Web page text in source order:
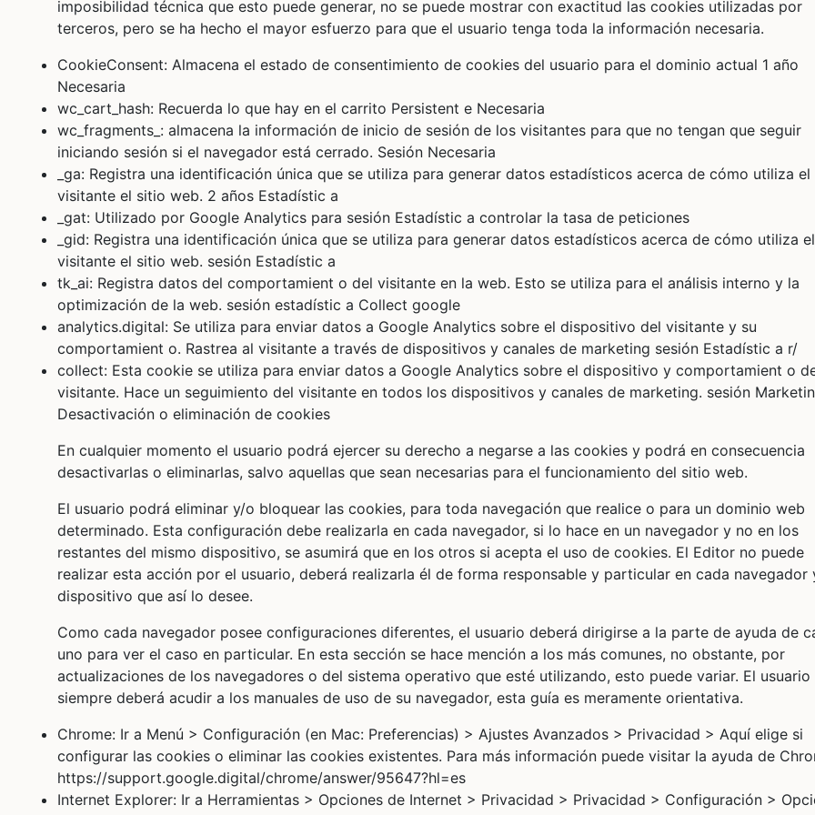
imposibilidad técnica que esto puede generar, no se puede mostrar con exactitud las cookies utilizadas por
terceros, pero se ha hecho el mayor esfuerzo para que el usuario tenga toda la información necesaria.
CookieConsent: Almacena el estado de consentimiento de cookies del usuario para el dominio actual 1 año
Necesaria
wc_cart_hash: Recuerda lo que hay en el carrito Persistent e Necesaria
wc_fragments_: almacena la información de inicio de sesión de los visitantes para que no tengan que seguir
iniciando sesión si el navegador está cerrado. Sesión Necesaria
_ga: Registra una identificación única que se utiliza para generar datos estadísticos acerca de cómo utiliza el
visitante el sitio web. 2 años Estadístic a
_gat: Utilizado por Google Analytics para sesión Estadístic a controlar la tasa de peticiones
_gid: Registra una identificación única que se utiliza para generar datos estadísticos acerca de cómo utiliza el
visitante el sitio web. sesión Estadístic a
tk_ai: Registra datos del comportamient o del visitante en la web. Esto se utiliza para el análisis interno y la
optimización de la web. sesión estadístic a Collect google
analytics.digital: Se utiliza para enviar datos a Google Analytics sobre el dispositivo del visitante y su
comportamient o. Rastrea al visitante a través de dispositivos y canales de marketing sesión Estadístic a r/
collect: Esta cookie se utiliza para enviar datos a Google Analytics sobre el dispositivo y comportamient o
visitante. Hace un seguimiento del visitante en todos los dispositivos y canales de marketing. sesión
Desactivación o eliminación de cookies
En cualquier momento el usuario podrá ejercer su derecho a negarse a las cookies y podrá en consecuencia
desactivarlas o eliminarlas, salvo aquellas que sean necesarias para el funcionamiento del sitio web.
El usuario podrá eliminar y/o bloquear las cookies, para toda navegación que realice o para un dominio web
determinado. Esta configuración debe realizarla en cada navegador, si lo hace en un navegador y no en los
restantes del mismo dispositivo, se asumirá que en los otros si acepta el uso de cookies. El Editor no puede
realizar esta acción por el usuario, deberá realizarla él de forma responsable y particular en cada navegador
dispositivo que así lo desee.
Como cada navegador posee configuraciones diferentes, el usuario deberá dirigirse a la parte de ayuda de
uno para ver el caso en particular. En esta sección se hace mención a los más comunes, no obstante, por
actualizaciones de los navegadores o del sistema operativo que esté utilizando, esto puede variar. El usuario
siempre deberá acudir a los manuales de uso de su navegador, esta guía es meramente orientativa.
Chrome: Ir a Menú > Configuración (en Mac: Preferencias) > Ajustes Avanzados > Privacidad > Aquí elige si
configurar las cookies o eliminar las cookies existentes. Para más información puede visitar la ayuda de
https://support.google.digital/chrome/answer/95647?hl=es
Internet Explorer: Ir a Herramientas > Opciones de Internet > Privacidad > Privacidad > Configuración >